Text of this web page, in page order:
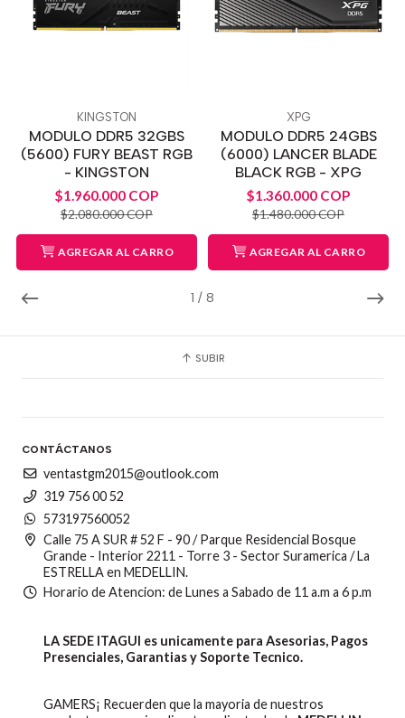
1 / 8
KINGSTON
MODULO DDR5 32GBS
(5600) FURY BEAST RGB
- KINGSTON
$1.960.000 COP
$2.080.000 COP
AGREGAR AL CARRO
XPG
MODULO DDR5 24GBS
(6000) LANCER BLADE
BLACK RGB - XPG
$1.360.000 COP
$1.480.000 COP
AGREGAR AL CARRO
SUBIR
CONTÁCTANOS
ventastgm2015@outlook.com
319 756 00 52
573197560052
Calle 75 A SUR # 52 F - 90 / Parque Residencial Bosque
Grande - Interior 2211 - Torre 3 - Sector Suramerica / La
ESTRELLA en MEDELLIN.
Horario de Atencion: de Lunes a Sabado de 11 a.m a 6 p.m
LA SEDE ITAGUI es unicamente para Asesorias, Pagos
Presenciales, Garantias y Soporte Tecnico.
GAMERS¡ Recuerden que la mayoria de nuestros